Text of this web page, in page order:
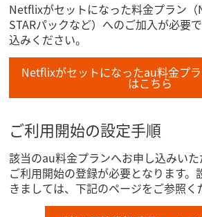
Netflixがセットになった料金プラン
STARパックなど）へのご加入が必要
込みください。
Netflixがセットになったau料金プ
はこちら
ご利用開始の設定手順
該当のau料金プランへお申し込みい
ご利用開始の登録が必要となります。
きましては、下記のページをご参照く